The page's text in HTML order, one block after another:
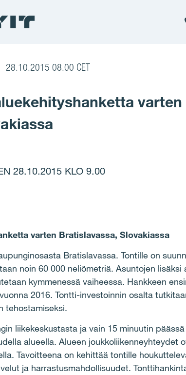
28.10.2015 08.00 CET
varten
28.10.2015 KLO 9.00
varten Bratislavassa, Slovakiassa
Bratislavassa. Tontille on
noin 60 000 neliömetriä. Asuntojen lisäksi
kymmenessä vaiheessa. Hankkeen
2016. Tontti-investoinnin osalta
tehostamiseksi.
liikekeskustasta ja vain 15 minuutin päässä
alueella. Alueen joukkoliikenneyhteydet
Tavoitteena on kehittää tontille
ja harrastusmahdollisuudet.